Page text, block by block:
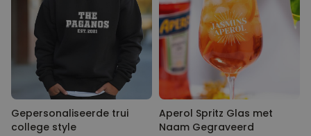
Gepersonaliseerde trui
college style
Aperol Spritz Glas met Naam
Gegraveerd